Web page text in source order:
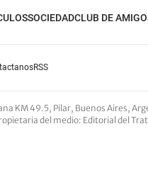
SOCIEDADCLUB DE
RSS
KM 49.5, Pilar, Buenos Aires,
del medio: Editorial del